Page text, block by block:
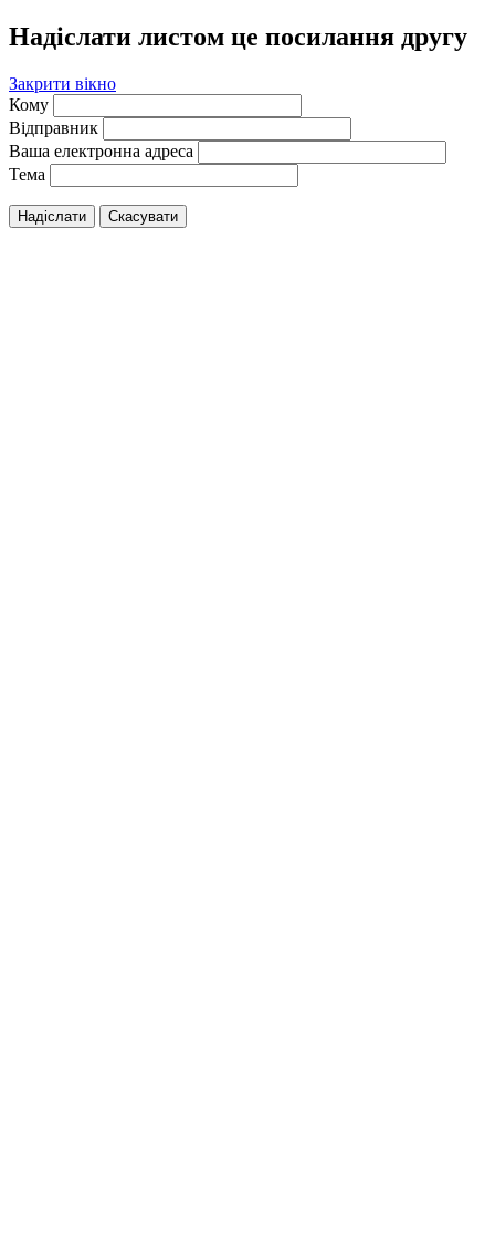
Надіслати листом це посилання другу
Закрити вікно
Кому
Відправник
Ваша електронна адреса
Тема
Надіслати Скасувати